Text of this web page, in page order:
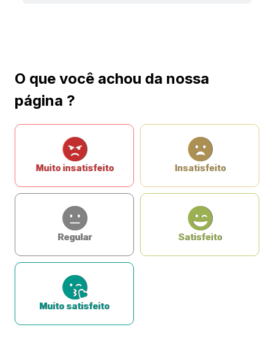
O que você achou da nossa
página ?
Muito insatisfeito Insatisfeito
Regular Satisfeito
Muito satisfeito